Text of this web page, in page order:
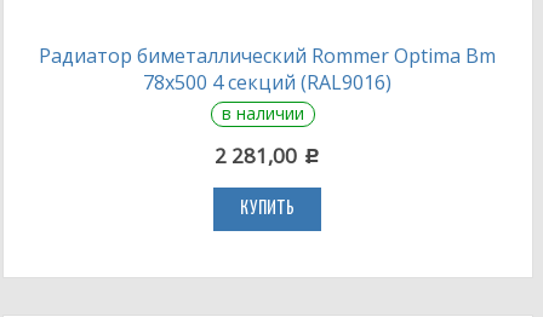
Радиатор биметаллический Rommer Optima Bm
78х500 4 секций (RAL9016)
в наличии
2 281,00 c
КУПИТЬ